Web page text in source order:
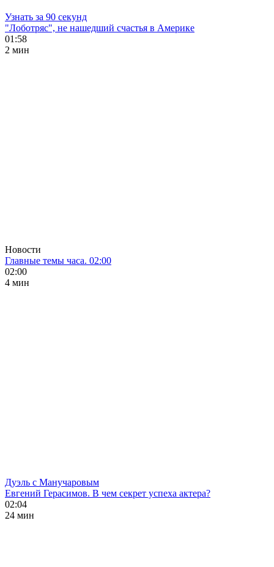
Узнать за 90 секунд
"Лоботряс", не нашедший счастья в Америке
01:58
2 мин
Новости
Главные темы часа. 02:00
02:00
4 мин
Дуэль с Манучаровым
Евгений Герасимов. В чем секрет успеха актера?
02:04
24 мин